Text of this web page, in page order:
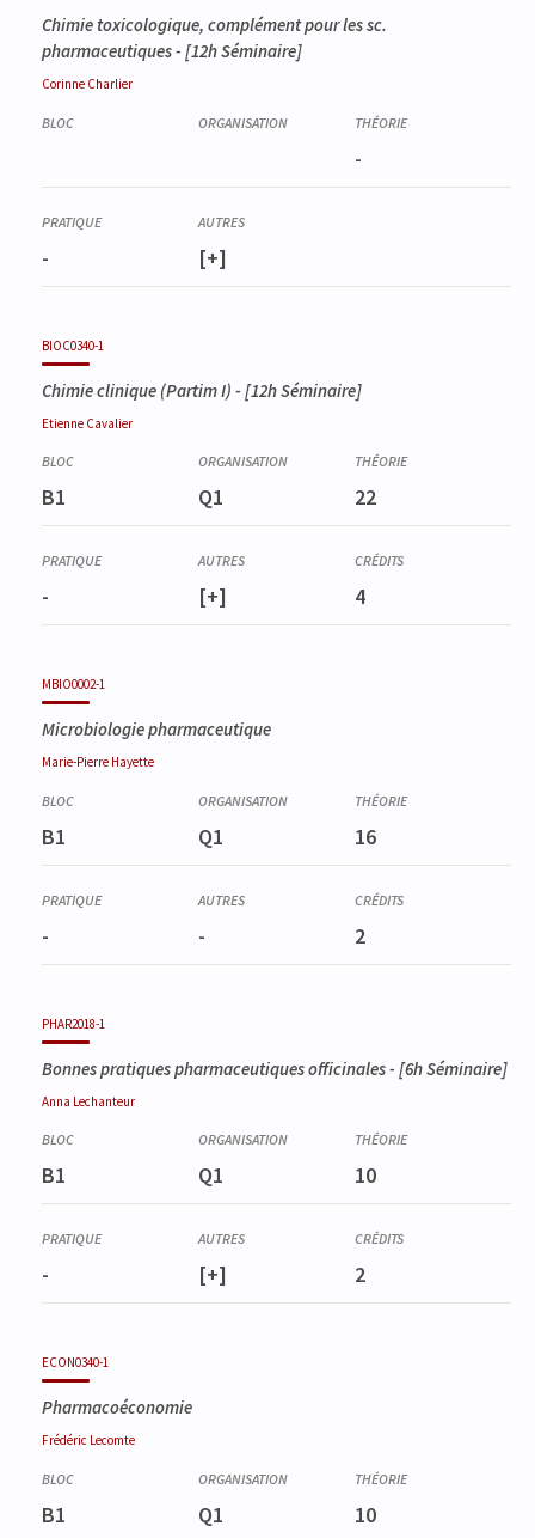
Chimie toxicologique, complément pour les sc.
pharmaceutiques - [12h Séminaire]
Corinne Charlier
-
- [+]
BIOC0340-1
Chimie clinique (Partim I) - [12h Séminaire]
Etienne Cavalier
B1 Q1 22
- [+] 4
MBIO0002-1
Microbiologie pharmaceutique
Marie-Pierre Hayette
B1 Q1 16
- - 2
PHAR2018-1
Bonnes pratiques pharmaceutiques officinales- [6h Séminaire]
Anna Lechanteur
B1 Q1 10
- [+] 2
ECON0340-1
Pharmacoéconomie
Frédéric Lecomte
B1 Q1 10